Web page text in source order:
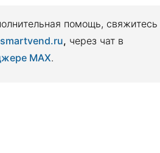
помощь, свяжитесь
, через чат в
MAX.